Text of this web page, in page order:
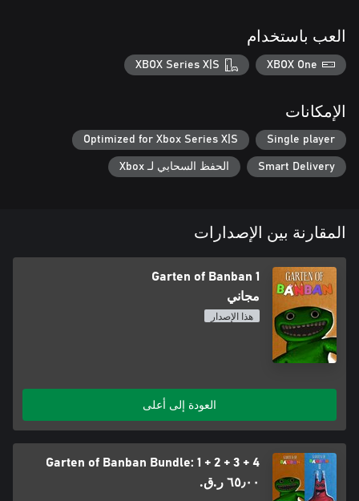
Everything's better when you have a friend to share with. Use
your handy drone to help you navigate and proceed through the
facility, as well as have it keep you company when you are feeling
العب باستخدام
XBOX One
XBOX Series X|S
الإمكانات
Single player
Optimized for Xbox Series X|S
Smart Delivery الحفظ السحابي لـ Xbox
المقارنة بين الإصدارات
Garten of Banban 1
مجاني
هذا الإصدار
العودة إلى أعلى
Garten of Banban Bundle: 1 + 2 + 3 + 4
٦٥٫٠٠ ر.ق.‏